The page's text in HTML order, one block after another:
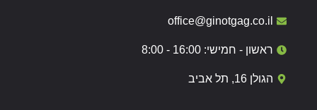
office@ginotgag.co.il
ראשון - חמישי: 16:00 - 8:00
הגולן 16, תל אביב